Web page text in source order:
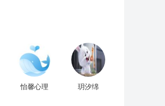
怡馨心理 玥汐绵